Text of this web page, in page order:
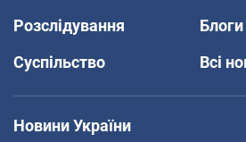
Розслідування
Блоги
Суспільство
Всі
Новини України